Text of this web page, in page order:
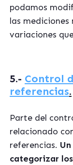
podamos
las mediciones
variaciones
5.- Control
referencias.
Parte del
relacionado
referencias.
categorizar